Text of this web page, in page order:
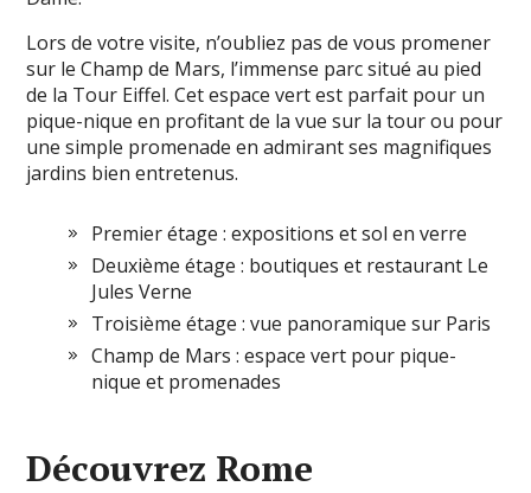
Lors de votre visite, n’oubliez pas de vous promener
sur le Champ de Mars, l’immense parc situé au pied
de la Tour Eiffel. Cet espace vert est parfait pour un
pique-nique en profitant de la vue sur la tour ou pour
une simple promenade en admirant ses magnifiques
jardins bien entretenus.
Premier étage : expositions et sol en verre
Deuxième étage : boutiques et restaurant Le
Jules Verne
Troisième étage : vue panoramique sur Paris
Champ de Mars : espace vert pour pique-
nique et promenades
Découvrez Rome